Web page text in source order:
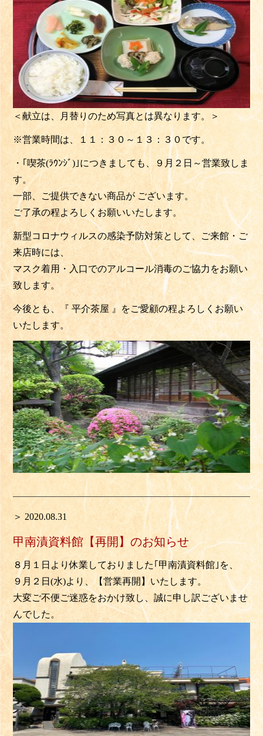
＜献立は、月替りのため写真とは異なります。＞
※営業時間は、１１：３０～１３：３０です。
・｢喫茶(ﾗｳﾝｼﾞ)｣につきましても、９月２日～営業致しま
す。
一部、ご提供できない商品が ございます。
ご了承の程よろしくお願いいたします。
新型コロナウィルスの感染予防対策として、ご来館・ご
来店時には、
マスク着用・入口でのアルコール消毒のご協力をお願い
致します。
今後とも、『 平介茶屋 』をご愛顧の程よろしくお願い
いたします。
＞ 2020.08.31
甲南漬資料館【再開】のお知らせ
８月１日より休業しておりました｢甲南漬資料館｣を、
９月２日(水)より、【営業再開】いたします。
大変ご不便ご迷惑をおかけ致し、誠に申し訳ございませ
んでした。